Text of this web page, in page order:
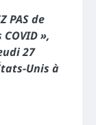
PAS de
»,
27
Unis à